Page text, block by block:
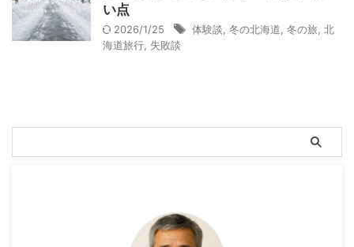
い点
2026/1/25 体験談 冬の北海道 冬の旅 北
海道旅行 失敗談